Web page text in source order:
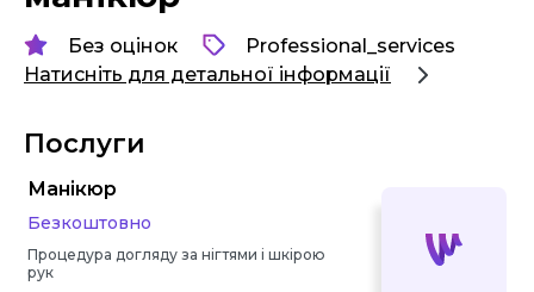
Без оцінок
Professional_services
Натисніть для детальної інформації
Послуги
Манікюр
Безкоштовно
Процедура догляду за нігтями і шкірою
рук